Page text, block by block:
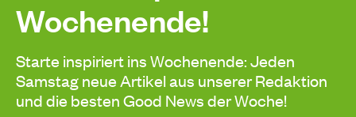
Wochenende!
Starte inspiriert ins Wochenende: Jeden
Samstag neue Artikel aus unserer Redaktion
und die besten Good News der Woche!